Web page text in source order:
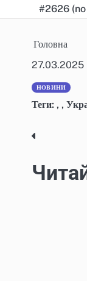
to
#2626
Головна
27.03.2025
НОВИНИ
Теги: , ,
Post